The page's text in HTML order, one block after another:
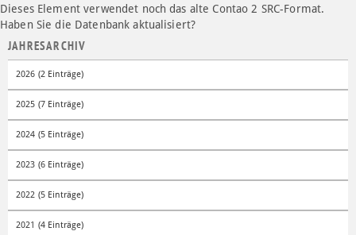
Dieses Element verwendet noch das alte Contao 2 SRC-Format.
Haben Sie die Datenbank aktualisiert?
JAHRESARCHIV
2026 (2 Einträge)
2025 (7 Einträge)
2024 (5 Einträge)
2023 (6 Einträge)
2022 (5 Einträge)
2021 (4 Einträge)